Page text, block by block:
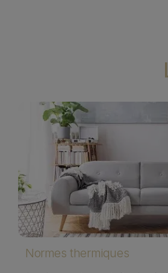
Image
Normes thermiques